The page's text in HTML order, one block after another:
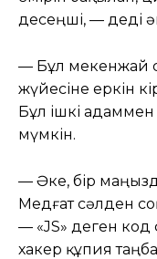
десеңші, — деді
— Бұл мекенжай
жүйесіне еркін
Бұл ішкі
мүмкін.
— Әке, бір
Медғат сәлден
— «JS» деген код
хакер құпия